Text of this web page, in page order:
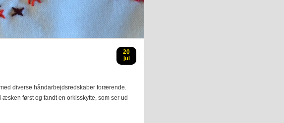
20
jul
diverse håndarbejdsredskaber forærende.
først og fandt en orkisskytte, som ser ud